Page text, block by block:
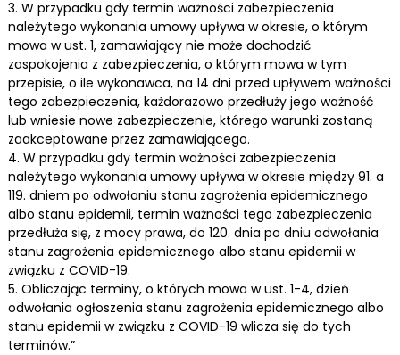
3. W przypadku gdy termin ważności zabezpieczenia
należytego wykonania umowy upływa w okresie, o którym
mowa w ust. 1, zamawiający nie może dochodzić
zaspokojenia z zabezpieczenia, o którym mowa w tym
przepisie, o ile wykonawca, na 14 dni przed upływem ważności
tego zabezpieczenia, każdorazowo przedłuży jego ważność
lub wniesie nowe zabezpieczenie, którego warunki zostaną
zaakceptowane przez zamawiającego.
4. W przypadku gdy termin ważności zabezpieczenia
należytego wykonania umowy upływa w okresie między 91. a
119. dniem po odwołaniu stanu zagrożenia epidemicznego
albo stanu epidemii, termin ważności tego zabezpieczenia
przedłuża się, z mocy prawa, do 120. dnia po dniu odwołania
stanu zagrożenia epidemicznego albo stanu epidemii w
związku z COVID-19.
5. Obliczając terminy, o których mowa w ust. 1-4, dzień
odwołania ogłoszenia stanu zagrożenia epidemicznego albo
stanu epidemii w związku z COVID-19 wlicza się do tych
terminów.”